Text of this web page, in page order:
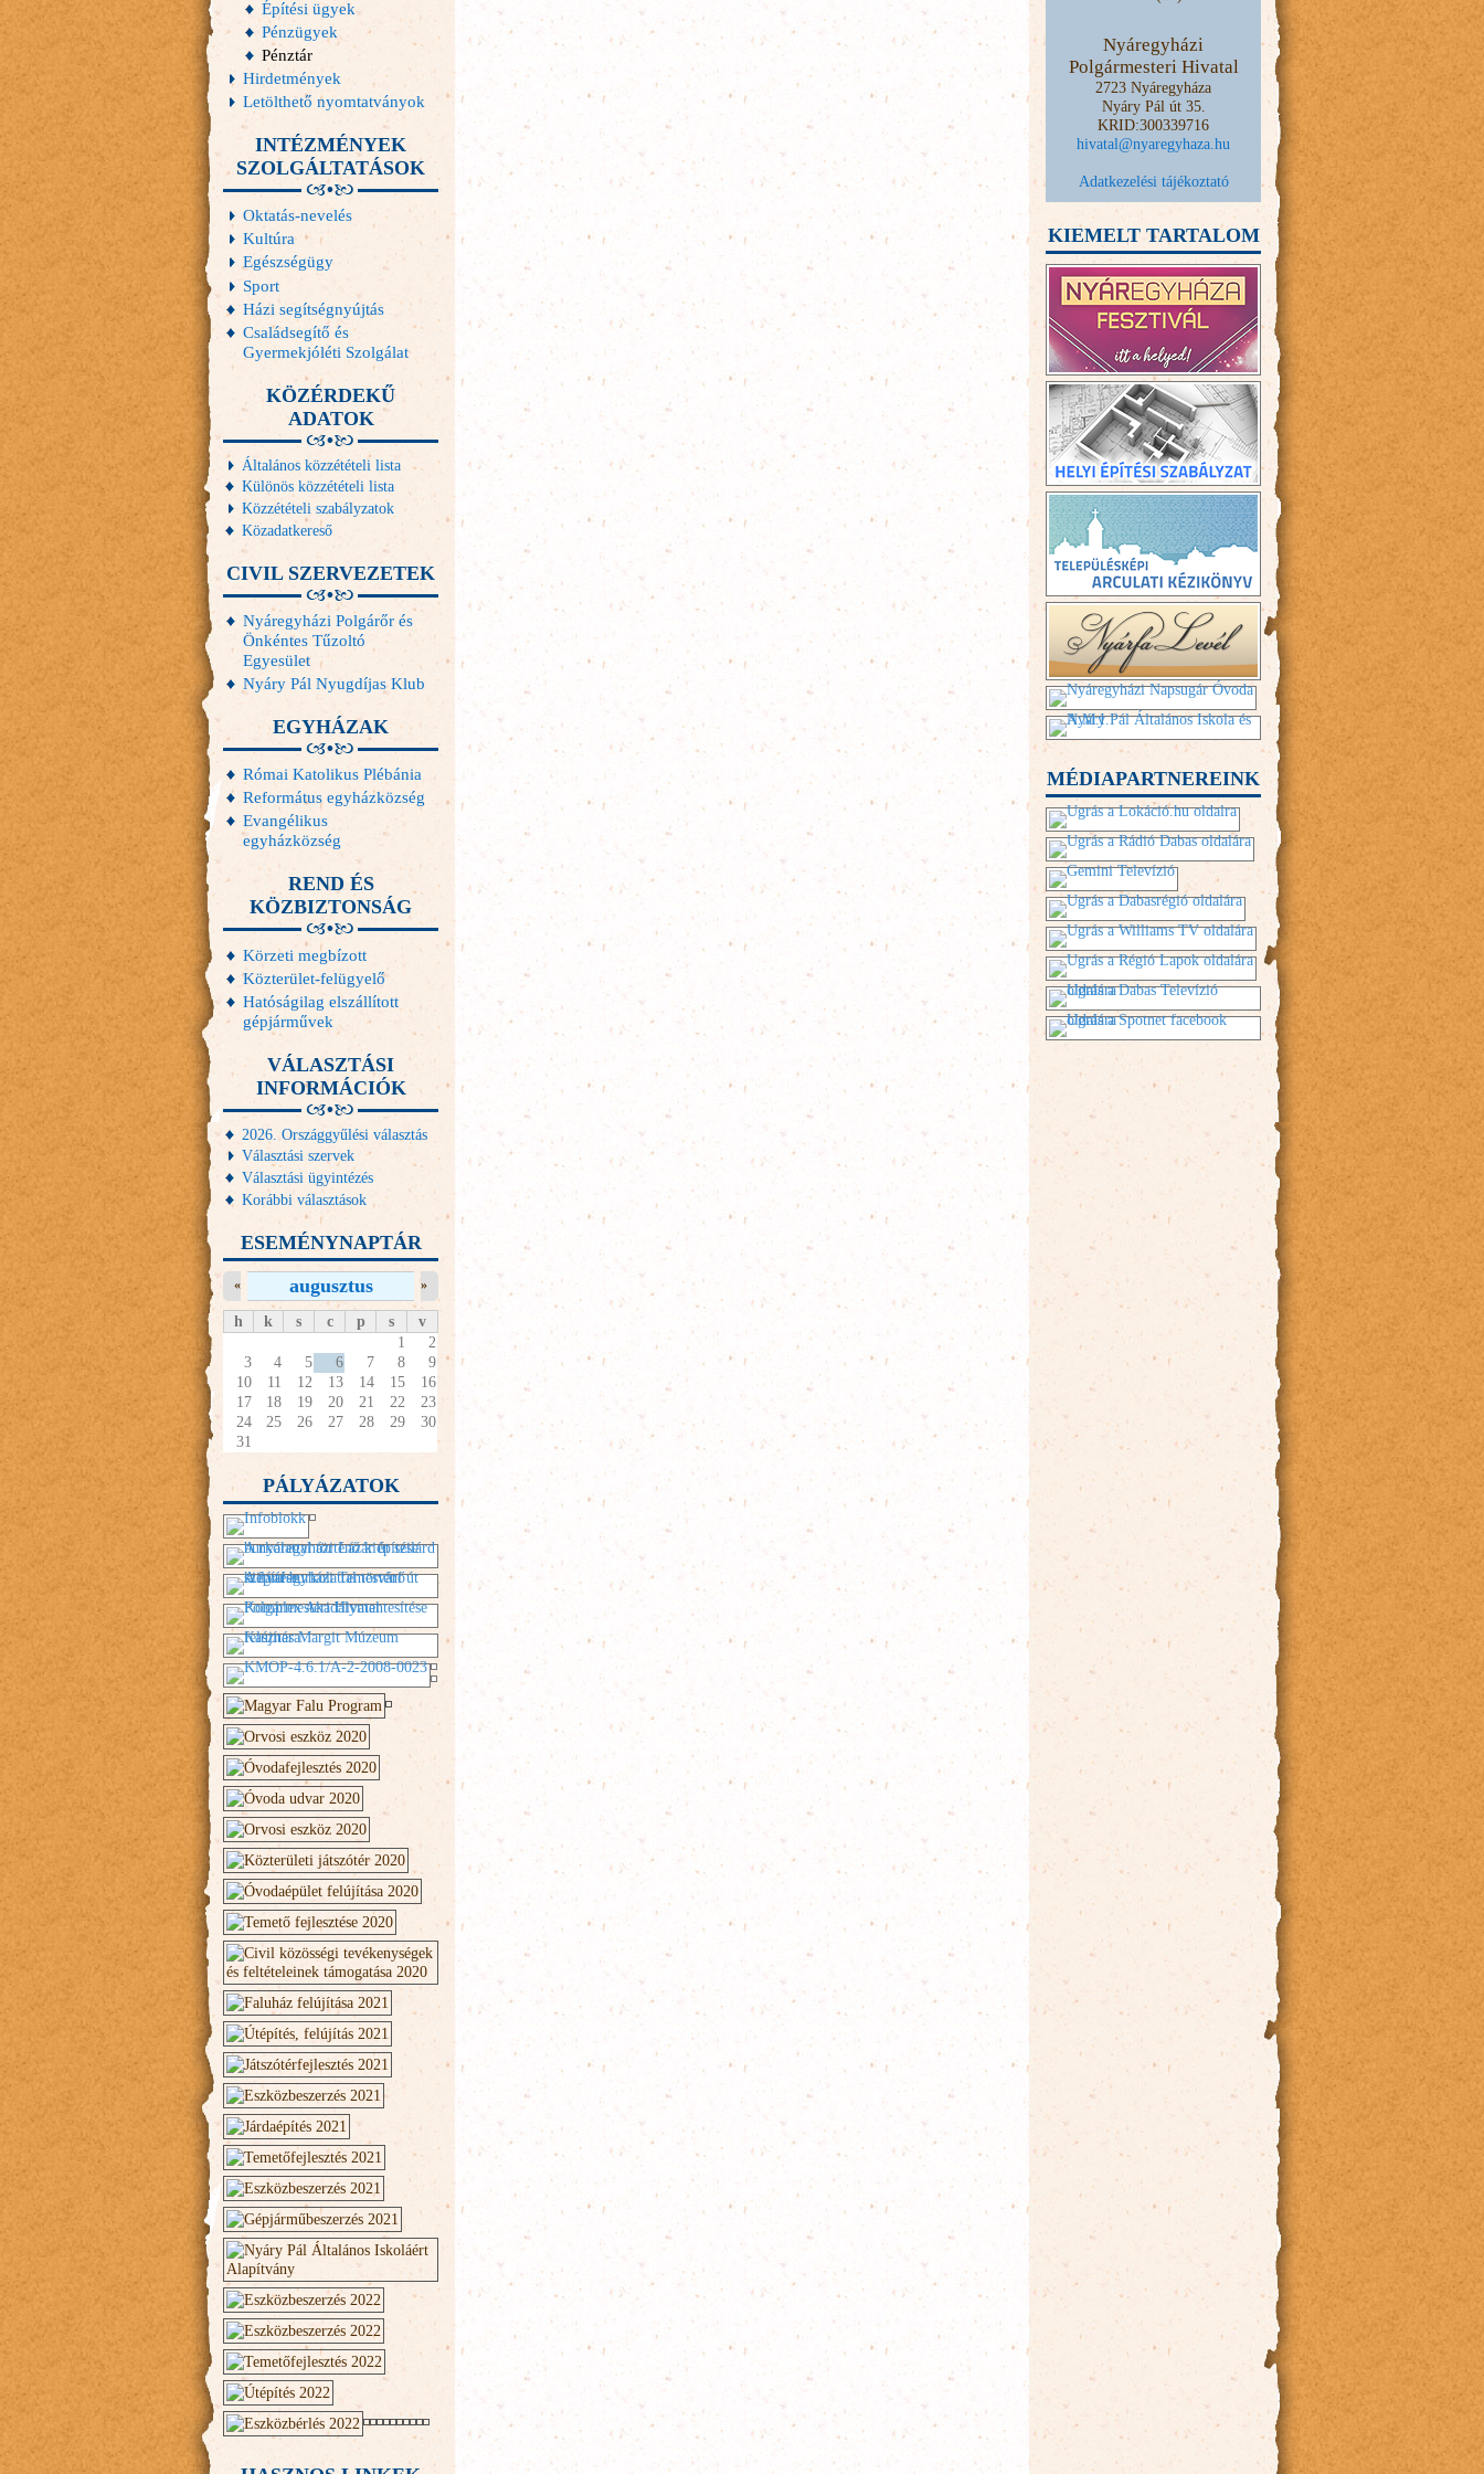
Építési ügyek
Pénzügyek
Pénztár
Hirdetmények
Letölthető nyomtatványok
INTÉZMÉNYEK
SZOLGÁLTATÁSOK
Oktatás-nevelés
Kultúra
Egészségügy
Sport
Házi segítségnyújtás
Családsegítő és
Gyermekjóléti Szolgálat
KÖZÉRDEKŰ
ADATOK
Általános közzétételi lista
Különös közzétételi lista
Közzétételi szabályzatok
Közadatkereső
CIVIL SZERVEZETEK
Nyáregyházi Polgárőr és
Önkéntes Tűzoltó
Egyesület
Nyáry Pál Nyugdíjas Klub
EGYHÁZAK
Római Katolikus Plébánia
Református egyházközség
Evangélikus
egyházközség
REND ÉS
KÖZBIZTONSÁG
Körzeti megbízott
Közterület-felügyelő
Hatóságilag elszállított
gépjárművek
VÁLASZTÁSI
INFORMÁCIÓK
2026. Országgyűlési választás
Választási szervek
Választási ügyintézés
Korábbi választások
ESEMÉNYNAPTÁR
augusztus
« »
h k s c p s
v
1
2
3
4 5 6 7 8
9
10
11 12 13 14 15
16
17
18 19 20 21 22
23
24
25 26 27 28 29
30
31
PÁLYÁZATOK
Nyáregyházi
Polgármesteri Hivatal
2723 Nyáregyháza
Nyáry Pál út 35.
KRID:300339716
hivatal@nyaregyhaza.hu
Adatkezelési tájékoztató
KIEMELT TARTALOM
MÉDIAPARTNEREINK